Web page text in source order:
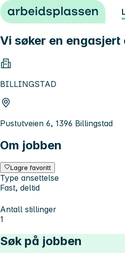
Hopp til innhold
Vi søker en
BILLINGSTAD
Pustutveien 6, 1396 Billingstad
Om jobben
Lagre favoritt
Type ansettelse
Fast, deltid
Antall stillinger
1
Søk på jobben